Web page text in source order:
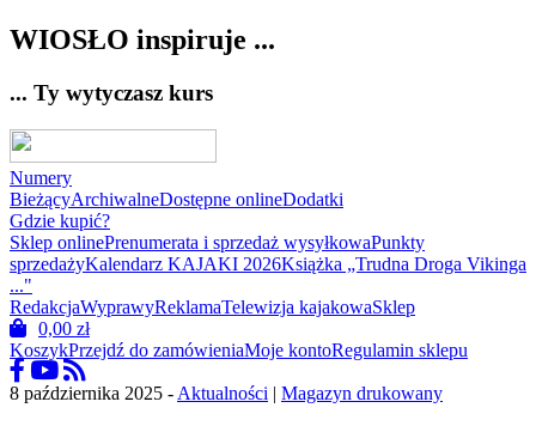
WIOSŁO inspiruje ...
... Ty wytyczasz kurs
Numery
BieżącyArchiwalneDostępne onlineDodatki
Gdzie kupić?
Sklep onlinePrenumerata i sprzedaż wysyłkowaPunkty
sprzedażyKalendarz KAJAKI 2026Książka „Trudna Droga Vikinga
..."
RedakcjaWyprawyReklamaTelewizja kajakowaSklep
0,00 zł
KoszykPrzejdź do zamówieniaMoje kontoRegulamin sklepu
8 października 2025 - Aktualności | Magazyn drukowany